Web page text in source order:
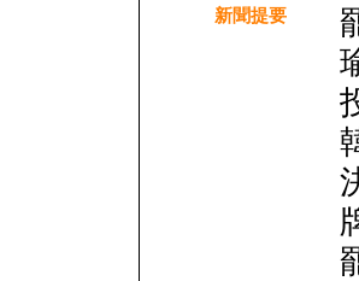
新聞提要